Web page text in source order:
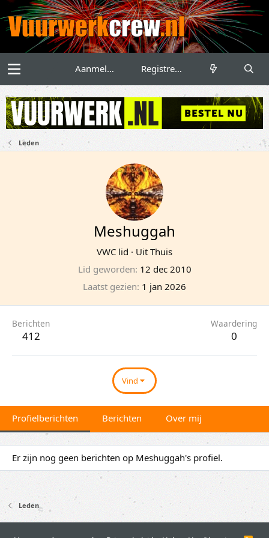
Aanmelden Registreren
Leden
Meshuggah
VWC lid · Uit Thuis
Lid geworden 12 dec 2010
Laatst gezien 1 jan 2026
Berichten
412
Waardering
0
Vind
Profielberichten Berichten Over mij
Er zijn nog geen berichten op Meshuggah's profiel.
Leden